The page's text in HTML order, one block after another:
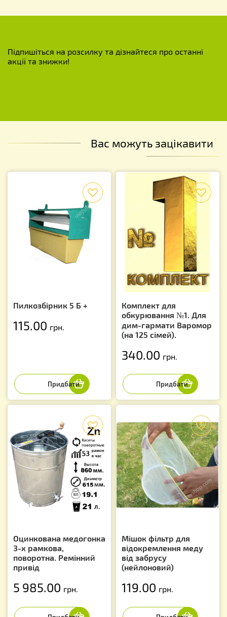
Підпишіться на розсилку та дізнайтеся про останні
акції та знижки!
Вас можуть зацікавити
Пилкозбірник 5 Б +
115.00 грн.
Комплект для
обкурювання №1. Для
дим-гармати Варомор
(на 125 сімей).
340.00 грн.
Оцинкована медогонка
3-х рамкова,
поворотна. Ремінний
привід
5 985.00 грн.
f
Мішок фільтр для
відокремлення меду
від забрусу
(нейлоновий)
119.00 грн.